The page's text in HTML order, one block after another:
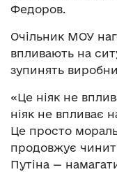
Федоров.
Очільник МОУ
впливають на
зупинять
«Це ніяк не
ніяк не впливає
Це просто
продовжує
Путіна —